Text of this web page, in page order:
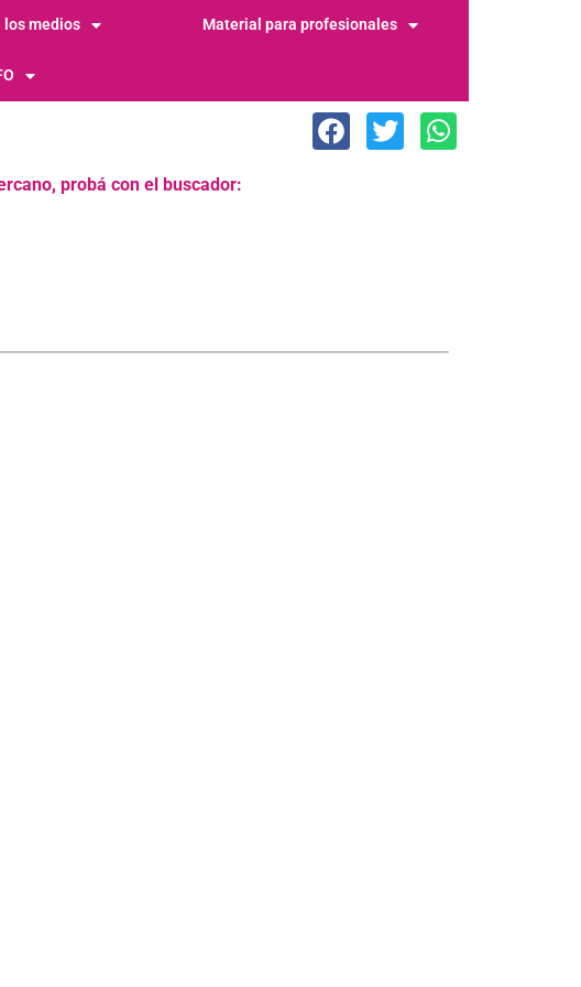
los medios Material para profesionales
probá con el buscador: